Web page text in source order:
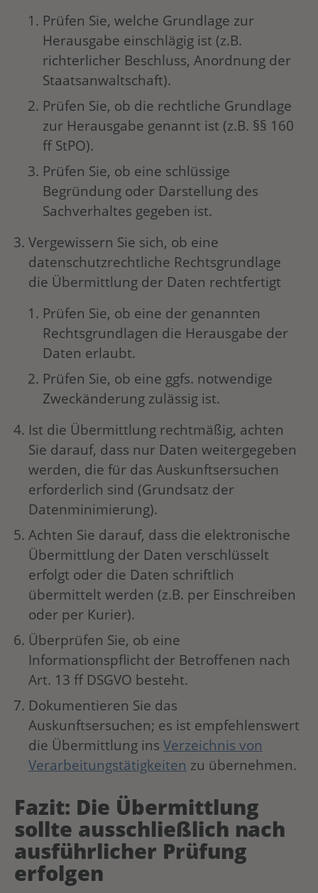
Prüfen Sie, welche Grundlage zur
Herausgabe einschlägig ist (z.B.
richterlicher Beschluss, Anordnung der
Staatsanwaltschaft).
Prüfen Sie, ob die rechtliche Grundlage
zur Herausgabe genannt ist (z.B. §§ 160
ff StPO).
Prüfen Sie, ob eine schlüssige
Begründung oder Darstellung des
Sachverhaltes gegeben ist.
Vergewissern Sie sich, ob eine
datenschutzrechtliche Rechtsgrundlage
die Übermittlung der Daten rechtfertigt
Prüfen Sie, ob eine der genannten
Rechtsgrundlagen die Herausgabe der
Daten erlaubt.
Prüfen Sie, ob eine ggfs. notwendige
Zweckänderung zulässig ist.
Ist die Übermittlung rechtmäßig, achten
Sie darauf, dass nur Daten weitergegeben
werden, die für das Auskunftsersuchen
erforderlich sind (Grundsatz der
Datenminimierung).
Achten Sie darauf, dass die elektronische
Übermittlung der Daten verschlüsselt
erfolgt oder die Daten schriftlich
übermittelt werden (z.B. per Einschreiben
oder per Kurier).
Überprüfen Sie, ob eine
Informationspflicht der Betroffenen nach
Art. 13 ff DSGVO besteht.
Dokumentieren Sie das
Auskunftsersuchen; es ist empfehlenswert
die Übermittlung ins Verzeichnis von
Verarbeitungstätigkeiten zu übernehmen.
Fazit: Die Übermittlung
sollte ausschließlich nach
ausführlicher Prüfung
erfolgen